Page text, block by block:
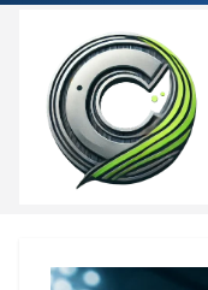
contenu